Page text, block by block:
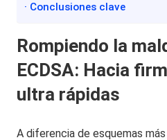
· Conclusiones clave
Rompiendo la
ECDSA: Hacia
ultra rápidas
A diferencia de esquemas